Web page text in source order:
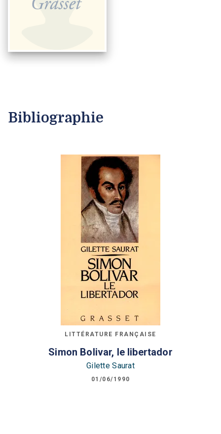
Bibliographie
LITTÉRATURE FRANÇAISE
Simon Bolivar, le libertador
Gilette Saurat
01/06/1990